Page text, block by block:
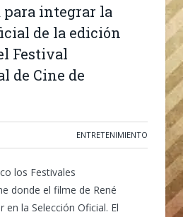
para integrar la
de la edición
Festival
de Cine de
ENTRETENIMIENTO
los Festivales
donde el filme de René
la Selección Oficial. El